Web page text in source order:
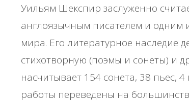
Уильям Шекспир заслуженно
англоязычным писателем и одним
мира. Его литературное наследие
стихотворную (поэмы и сонеты) и
насчитывает 154 сонета, 38 пьес,
работы переведены на